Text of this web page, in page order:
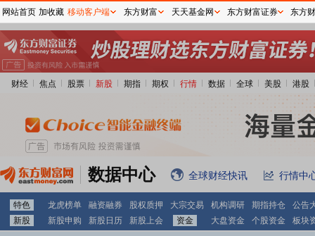
财经 焦点 股票 新股 期指 期权 行情 数据 全球 美股 港股
数据中心 全球财经快讯 行情中
特色 龙虎榜单 融资融券 股权质押 大宗交易 机构调研 期指持仓
公告
新股
新股申购 新股日历 新股上会 资金 大盘资金 个股资金 板块
网站首页 加收藏 移动客户端 东方财富 天天基金网 东方财富证券 东方